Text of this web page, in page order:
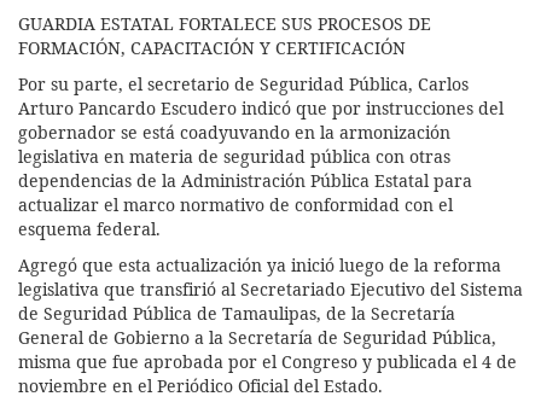
GUARDIA ESTATAL FORTALECE SUS PROCESOS DE
FORMACIÓN, CAPACITACIÓN Y CERTIFICACIÓN
Por su parte, el secretario de Seguridad Pública, Carlos
Arturo Pancardo Escudero indicó que por instrucciones del
gobernador se está coadyuvando en la armonización
legislativa en materia de seguridad pública con otras
dependencias de la Administración Pública Estatal para
actualizar el marco normativo de conformidad con el
esquema federal.
Agregó que esta actualización ya inició luego de la reforma
legislativa que transfirió al Secretariado Ejecutivo del Sistema
de Seguridad Pública de Tamaulipas, de la Secretaría
General de Gobierno a la Secretaría de Seguridad Pública,
misma que fue aprobada por el Congreso y publicada el 4 de
noviembre en el Periódico Oficial del Estado.